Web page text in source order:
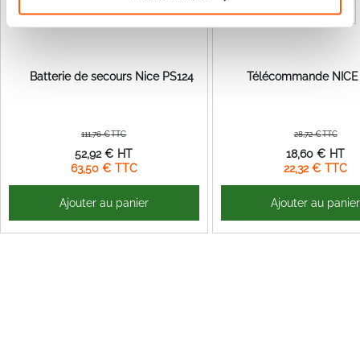
Batterie de secours Nice PS124
Prix
Spécial
63,50 €
52,92 €
111,76 €
Ajouter au panier
Télécommande NICE
Prix
Spécial
22,32 €
18,60 €
28,72 €
Ajouter au panier